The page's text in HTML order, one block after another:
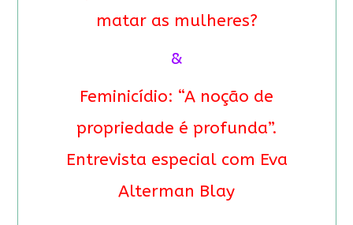
matar as mulheres?
&
Feminicídio: “A noção de
propriedade é profunda”.
Entrevista especial com Eva
Alterman Blay